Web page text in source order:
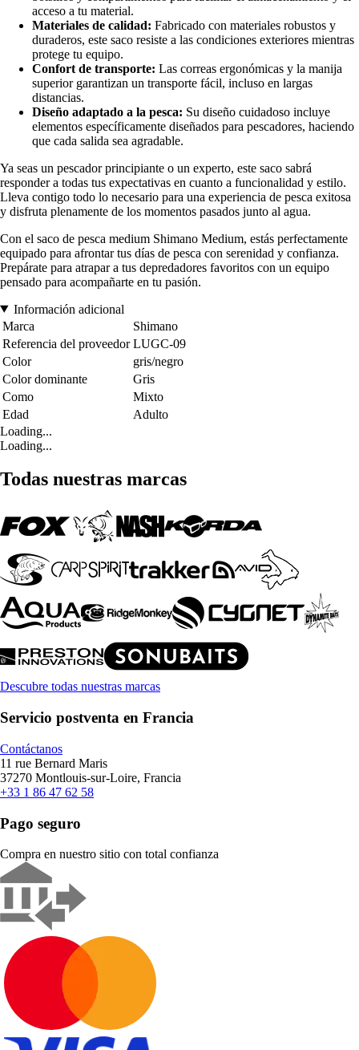
acceso a tu material.
Materiales de calidad: Fabricado con materiales robustos y
duraderos, este saco resiste a las condiciones exteriores mientras
protege tu equipo.
Confort de transporte: Las correas ergonómicas y la manija
superior garantizan un transporte fácil, incluso en largas
distancias.
Diseño adaptado a la pesca: Su diseño cuidadoso incluye
elementos específicamente diseñados para pescadores, haciendo
que cada salida sea agradable.
Ya seas un pescador principiante o un experto, este saco sabrá
responder a todas tus expectativas en cuanto a funcionalidad y estilo.
Lleva contigo todo lo necesario para una experiencia de pesca exitosa
y disfruta plenamente de los momentos pasados junto al agua.
Con el saco de pesca medium Shimano Medium, estás perfectamente
equipado para afrontar tus días de pesca con serenidad y confianza.
Prepárate para atrapar a tus depredadores favoritos con un equipo
pensado para acompañarte en tu pasión.
Información adicional
Marca
Shimano
Referencia del proveedor LUGC-09
Color
gris/negro
Color dominante
Gris
Como
Mixto
Edad
Adulto
Loading...
Loading...
Todas nuestras marcas
Descubre todas nuestras marcas
Servicio postventa en Francia
Contáctanos
11 rue Bernard Maris
37270 Montlouis-sur-Loire, Francia
+33 1 86 47 62 58
Pago seguro
Compra en nuestro sitio con total confianza